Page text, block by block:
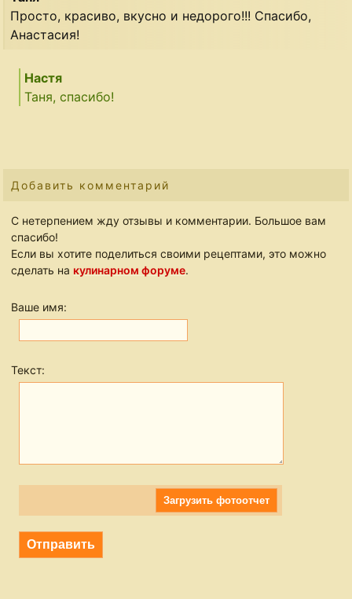
Просто, красиво, вкусно и недорого!!! Спасибо,
Анастасия!
Настя
Таня, спасибо!
Добавить комментарий
С нетерпением жду отзывы и комментарии. Большое вам
спасибо!
Если вы хотите поделиться своими рецептами, это можно
сделать на кулинарном форуме.
Ваше имя:
Текст:
Загрузить фотоотчет